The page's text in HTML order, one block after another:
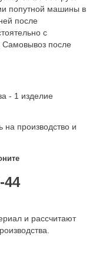
попутной машины в
после
с
Самовывоз после
- 1 изделие
производство и
44
и рассчитают